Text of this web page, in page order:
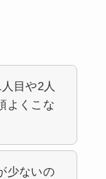
目や2人
よくこな
少ないの